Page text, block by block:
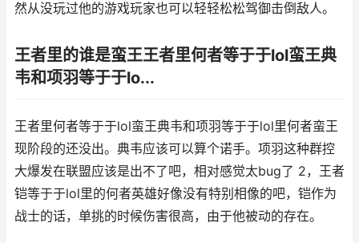
然从没玩过他的游戏玩家也可以轻轻松松驾御击倒敌人。
王者里的谁是蛮王王者里何者等于于lol蛮王典
韦和项羽等于于lo...
王者里何者等于于lol蛮王典韦和项羽等于于lol里何者蛮王
现阶段的还没出。典韦应该可以算个诺手。项羽这种群控
大爆发在联盟应该是出不了吧，相对感觉太bug了 2，王者
铠等于于lol里的何者英雄好像没有特别相像的吧，铠作为
战士的话，单挑的时候伤害很高，由于他被动的存在。